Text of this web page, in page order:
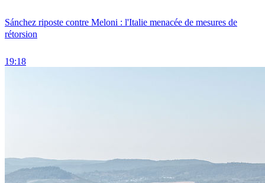
Sánchez riposte contre Meloni : l'Italie menacée de mesures de
rétorsion
19:18